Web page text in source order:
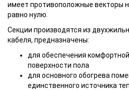
имеет противоположные векторы
равно нулю.
Секции производятся из
кабеля, предназначены:
для обеспечения
поверхности пола
для основного обогрева
единственного источника